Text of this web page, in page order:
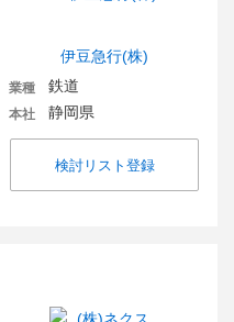
伊豆急行(株)
業種 鉄道
本社 静岡県
検討リスト登録